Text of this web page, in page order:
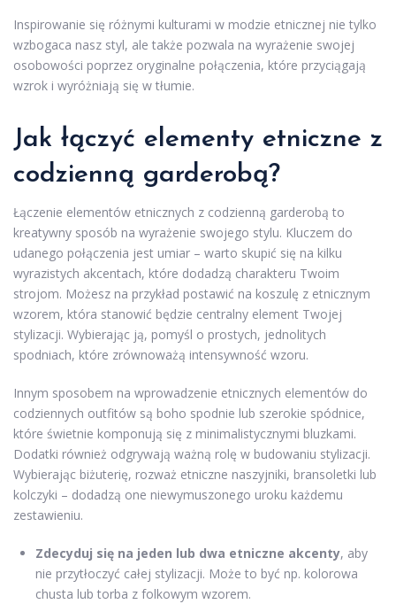
Inspirowanie się różnymi kulturami w modzie etnicznej nie tylko
wzbogaca nasz styl, ale także pozwala na wyrażenie swojej
osobowości poprzez oryginalne połączenia, które przyciągają
wzrok i wyróżniają się w tłumie.
Jak łączyć elementy etniczne z
codzienną garderobą?
Łączenie elementów etnicznych z codzienną garderobą to
kreatywny sposób na wyrażenie swojego stylu. Kluczem do
udanego połączenia jest umiar – warto skupić się na kilku
wyrazistych akcentach, które dodadzą charakteru Twoim
strojom. Możesz na przykład postawić na koszulę z etnicznym
wzorem, która stanowić będzie centralny element Twojej
stylizacji. Wybierając ją, pomyśl o prostych, jednolitych
spodniach, które zrównoważą intensywność wzoru.
Innym sposobem na wprowadzenie etnicznych elementów do
codziennych outfitów są boho spodnie lub szerokie spódnice,
które świetnie komponują się z minimalistycznymi bluzkami.
Dodatki również odgrywają ważną rolę w budowaniu stylizacji.
Wybierając biżuterię, rozważ etniczne naszyjniki, bransoletki lub
kolczyki – dodadzą one niewymuszonego uroku każdemu
zestawieniu.
Zdecyduj się na jeden lub dwa etniczne akcenty, aby
nie przytłoczyć całej stylizacji. Może to być np. kolorowa
chusta lub torba z folkowym wzorem.